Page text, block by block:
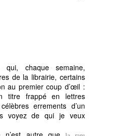
chaque semaine,
de la librairie, certains
au premier coup d’œil :
titre frappé en lettres
errements d’un
voyez de qui je veux